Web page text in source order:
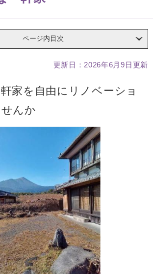
ページ内目次
更新日：2026年6月9日更新
家を自由にリノベーショ
んか